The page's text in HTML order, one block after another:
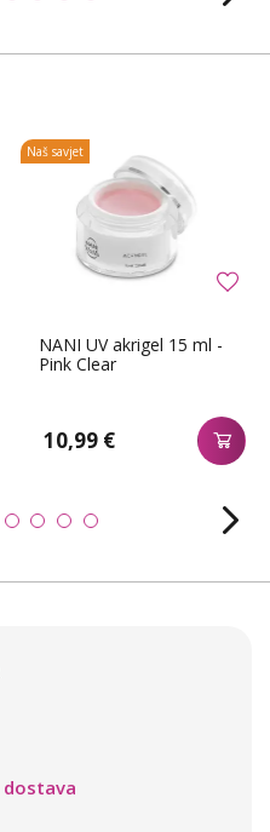
NANI UV akrigel 15 ml -
Pink Clear
10,99 €
Naš savjet